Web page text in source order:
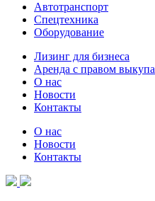
Автотранспорт
Спецтехника
Оборудование
Лизинг для бизнеса
Аренда с правом выкупа
О нас
Новости
Контакты
О нас
Новости
Контакты